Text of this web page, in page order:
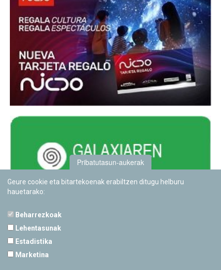
Pribatutasun-aukerak
Geure cookie eta bitartekoenak erabiltzen ditugu helburu
hauetarako:
Beharrezkoak
Lehentasunak
Estadistika
Marketina